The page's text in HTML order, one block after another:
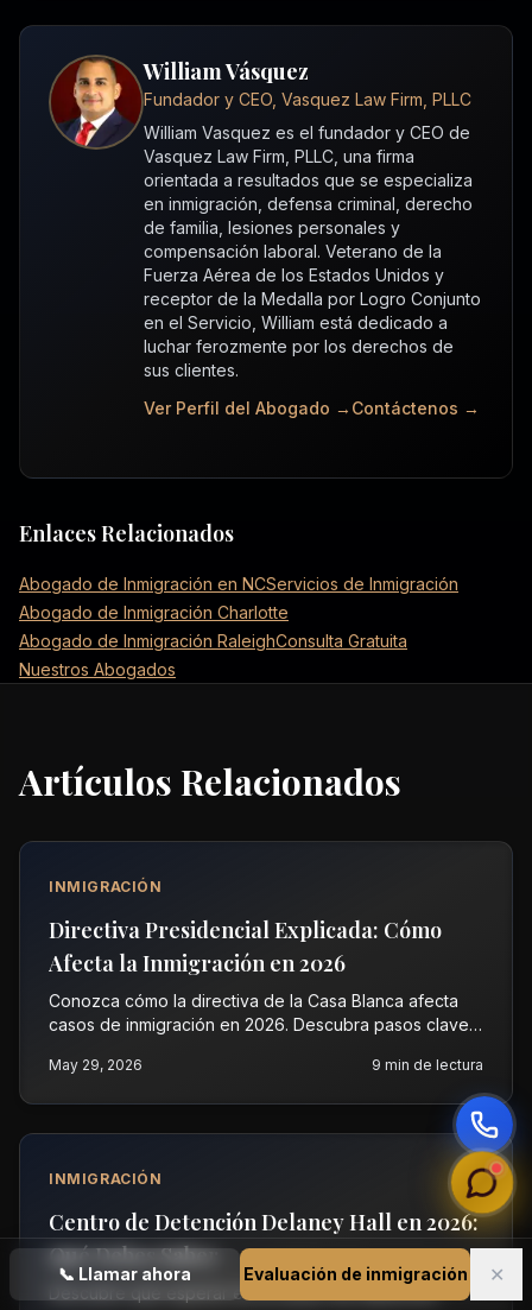
📞 Llamar ahora Evaluación de inmigración ✕
William Vásquez
Fundador y CEO, Vasquez Law Firm, PLLC
William Vasquez es el fundador y CEO de
Vasquez Law Firm, PLLC, una firma
orientada a resultados que se especializa
en inmigración, defensa criminal, derecho
de familia, lesiones personales y
compensación laboral. Veterano de la
Fuerza Aérea de los Estados Unidos y
receptor de la Medalla por Logro Conjunto
en el Servicio, William está dedicado a
luchar ferozmente por los derechos de
sus clientes.
Ver Perfil del Abogado → Contáctenos →
Enlaces Relacionados
Abogado de Inmigración en NCServicios de Inmigración
Abogado de Inmigración Charlotte
Abogado de Inmigración RaleighConsulta Gratuita
Nuestros Abogados
Artículos Relacionados
INMIGRACIÓN
Directiva Presidencial Explicada: Cómo
Afecta la Inmigración en 2026
Conozca cómo la directiva de la Casa Blanca afecta
casos de inmigración en 2026. Descubra pasos clave y
una consulta gratuita.
May 29, 2026 9 min de lectura
INMIGRACIÓN
Centro de Detención Delaney Hall en 2026:
Qué Debes Saber
Descubre qué esperar en el centro de detención